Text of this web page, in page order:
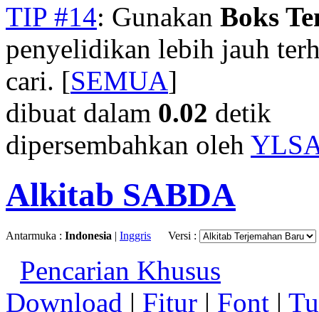
TIP #14: Gunakan Boks
penyelidikan lebih jauh
cari. [SEMUA]
dibuat dalam 0.02 detik
dipersembahkan oleh
Alkitab SABDA
Antarmuka : Indonesia | Inggris Versi :
Pencarian Khusus
Download | Fitur | Font |